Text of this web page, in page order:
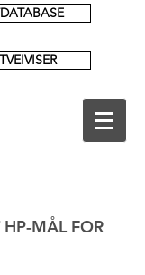
HP-MÅL FOR